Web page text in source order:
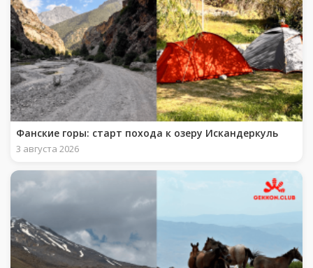
Фанские горы: старт похода к озеру Искандеркуль
3 августа 2026